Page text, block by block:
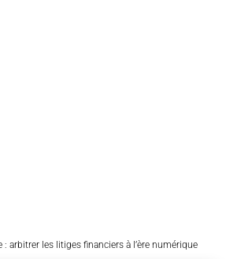
arbitrer les litiges financiers à l’ère numérique